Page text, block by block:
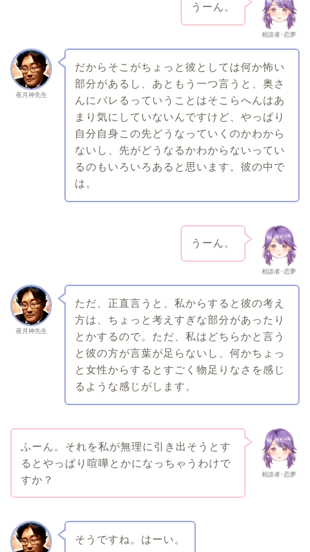
相談者･恋夢
うーん。
夜月神先生
だからそこがちょっと彼としては何か怖い
部分があるし、あともう一つ言うと、奥さ
んにバレるっていうことはそこらへんはあ
まり気にしていないんですけど、やっぱり
自分自身この先どうなっていくのかわから
ないし、先がどうなるかわからないってい
るのもいろいろあると思います。彼の中で
は。
相談者･恋夢
うーん。
夜月神先生
ただ、正直言うと、私からすると彼の考え
方は、ちょっと考えすぎな部分があったり
とかするので。ただ、私はどちらかと言う
と彼の方が言葉が足らないし、何かちょっ
と女性からするとすごく物足りなさを感じ
るような感じがします。
相談者･恋夢
ふーん。それを私が無理に引き出そうとす
るとやっぱり喧嘩とかになっちゃうわけで
すか？
そうですね。はーい。